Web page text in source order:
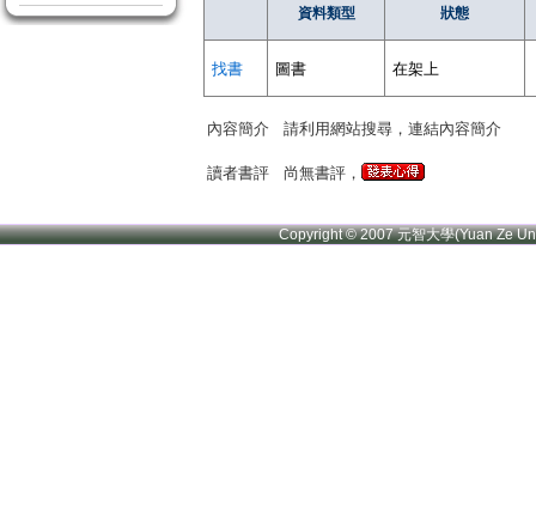
資料類型 狀態
找書 圖書 在架上
內容簡介 請利用網站搜尋，連結內容簡介
讀者書評 尚無書評，
Copyright © 2007 元智大學(Yuan Ze